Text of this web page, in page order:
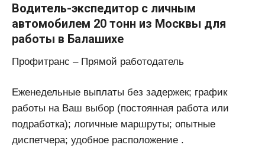
Водитель-экспедитор с личным
автомобилем 20 тонн из Москвы для
работы в Балашихе
Профитранс – Прямой работодатель
Еженедельные выплаты без задержек; график
работы на Ваш выбор (постоянная работа или
подработка); логичные маршруты; опытные
диспетчера; удобное расположение .